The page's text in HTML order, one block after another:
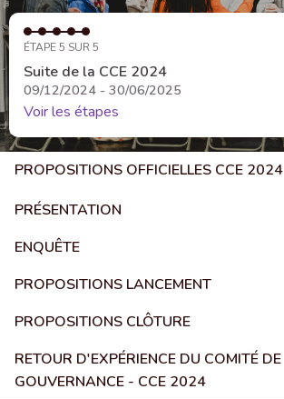
ÉTAPE 5 SUR 5
Suite de la CCE 2024
09/12/2024 - 30/06/2025
Voir les étapes
PROPOSITIONS OFFICIELLES CCE 2024
PRÉSENTATION
ENQUÊTE
PROPOSITIONS LANCEMENT
PROPOSITIONS CLÔTURE
RETOUR D'EXPÉRIENCE DU COMITÉ DE
GOUVERNANCE - CCE 2024